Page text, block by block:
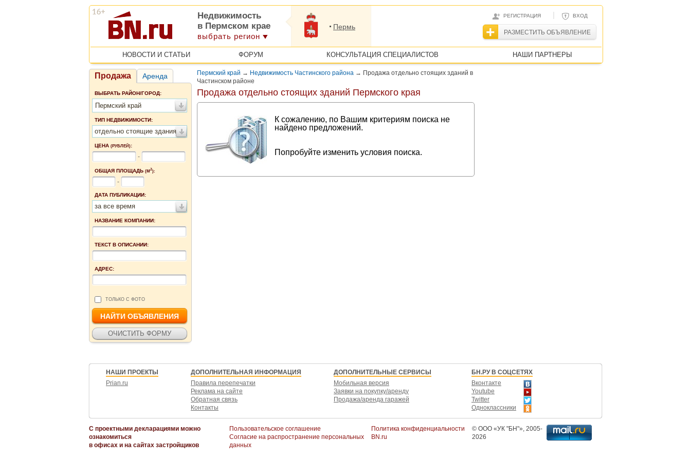
РЕГИСТРАЦИЯ | ВХОД
РАЗМЕСТИТЬ ОБЪЯВЛЕНИЕ
Недвижимость
в Пермском крае
выбрать регион
Пермь
НОВОСТИ И СТАТЬИ ФОРУМ КОНСУЛЬТАЦИЯ СПЕЦИАЛИСТОВ НАШИ ПАРТНЕРЫ
Продажа Аренда
ВЫБРАТЬ РАЙОН/ГОРОД:
Пермский край
ТИП НЕДВИЖИМОСТИ:
отдельно стоящие здания
ЦЕНА (РУБЛЕЙ):
-
ОБЩАЯ ПЛОЩАДЬ (М2):
-
ДАТА ПУБЛИКАЦИИ:
за все время
НАЗВАНИЕ КОМПАНИИ:
ТЕКСТ В ОПИСАНИИ:
АДРЕС:
ТОЛЬКО С ФОТО
Пермский край → Недвижимость Частинского района → Продажа отдельно стоящих зданий в
Частинском районе
Продажа отдельно стоящих зданий Пермского края
К сожалению, по Вашим критериям поиска не
найдено предложений.
Попробуйте изменить условия поиска.
НАШИ ПРОЕКТЫ
Prian.ru
ДОПОЛНИТЕЛЬНАЯ ИНФОРМАЦИЯ
Правила перепечатки
Реклама на сайте
Обратная связь
Контакты
ДОПОЛНИТЕЛЬНЫЕ СЕРВИСЫ
Мобильная версия
Заявки на покупку/аренду
Продажа/аренда гаражей
БН.РУ В СОЦСЕТЯХ
Вконтакте
Youtube
Twitter
Одноклассники
С проектными декларациями можно
ознакомиться
в офисах и на сайтах застройщиков
Пользовательское соглашение
Согласие на распространение персональных
данных
Политика конфиденциальности
BN.ru
© ООО «УК "БН"» , 2005-
2026